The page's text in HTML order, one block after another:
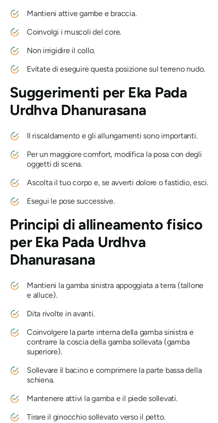
Mantieni attive gambe e braccia.
Coinvolgi i muscoli del core.
Non irrigidire il collo.
Evitate di eseguire questa posizione sul terreno nudo.
Suggerimenti per Eka Pada
Urdhva Dhanurasana
Il riscaldamento e gli allungamenti sono importanti.
Per un maggiore comfort, modifica la posa con degli
oggetti di scena.
Ascolta il tuo corpo e, se avverti dolore o fastidio, esci.
Esegui le pose successive.
Principi di allineamento fisico
per Eka Pada Urdhva
Dhanurasana
Mantieni la gamba sinistra appoggiata a terra (tallone
e alluce).
Dita rivolte in avanti.
Coinvolgere la parte interna della gamba sinistra e
contrarre la coscia della gamba sollevata (gamba
superiore).
Sollevare il bacino e comprimere la parte bassa della
schiena.
Mantenere attivi la gamba e il piede sollevati.
Tirare il ginocchio sollevato verso il petto.